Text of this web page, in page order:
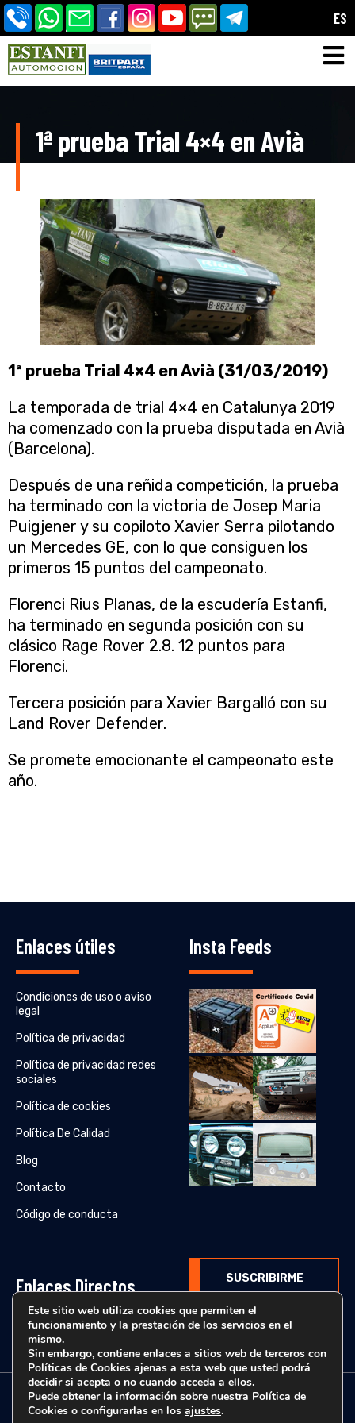
1ª prueba Trial 4×4 en Avià
(31/03/2019)
Por developer
1ª prueba Trial 4×4 en Avià (31/03/2019)
La temporada de trial 4×4 en Catalunya 2019
ha comenzado con la prueba disputada en Avià
(Barcelona).
Después de una reñida competición, la prueba
ha terminado con la victoria de Josep Maria
Puigjener y su copiloto Xavier Serra pilotando
un Mercedes GE, con lo que consiguen los
primeros 15 puntos del campeonato.
Florenci Rius Planas, de la escudería Estanfi,
ha terminado en segunda posición con su
clásico Rage Rover 2.8. 12 puntos para
Florenci.
Tercera posición para Xavier Bargalló con su
Land Rover Defender.
Se promete emocionante el campeonato este
año.
Enlaces útiles
Condiciones de uso o aviso
legal
Política de privacidad
Política de privacidad redes
sociales
Política de cookies
Política De Calidad
Blog
Contacto
Código de conducta
Insta Feeds
Enlaces Directos
Catálogos originales
SUSCRIBIRME
© Estanfi Automoción - 2025 | Todos los derechos reservados.
Este sitio web utiliza cookies que permiten el
funcionamiento y la prestación de los servicios en el
mismo.
Sin embargo, contiene enlaces a sitios web de terceros con
Políticas de Cookies ajenas a esta web que usted podrá
decidir si acepta o no cuando acceda a ellos.
Puede obtener la información sobre nuestra Política de
Cookies o configurarlas en los ajustes.
ES